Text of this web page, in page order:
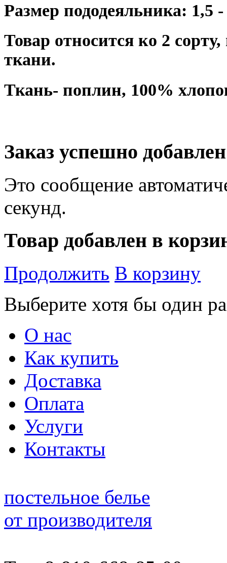
Размер пододеяльника: 1,5
Товар относится ко 2
ткани.
Ткань- поплин, 100%
Заказ успешно
Это сообщение
секунд.
Товар добавлен в
Продолжить В корзину
Выберите хотя бы один
О нас
Как купить
Доставка
Оплата
Услуги
Контакты
постельное белье
от производителя